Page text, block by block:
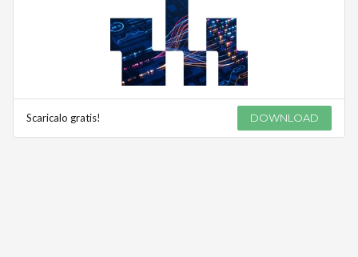
Scaricalo gratis! DOWNLOAD